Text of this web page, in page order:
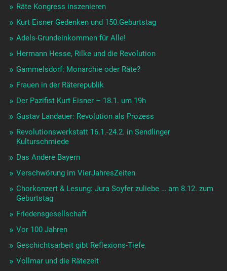
Räte Kongress inszenieren
Kurt Eisner Gedenken und 150.Geburtstag
Adels-Grundeinkommen für Alle!
Hermann Hesse, Rilke und die Revolution
Gammelsdorf: Monarchie oder Räte?
Frauen in der Räterepublik
Der Pazifist Kurt Eisner – 18.1. um 19h
Gustav Landauer: Revolution als Prozess
Revolutionswerkstatt 16.1.-24.2. in Sendlinger
Kulturschmiede
Das Andere Bayern
Verschwörung im VierJahresZeiten
Chorkonzert & Lesung: Jura Soyfer zuliebe … am 8.12. zum
Geburtstag
Friedensgesellschaft
Vor 100 Jahren
Geschichtsarbeit gibt Reflexions-Tiefe
Vollmar und die Rätezeit